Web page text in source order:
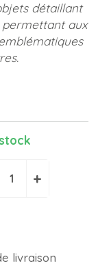
détaillant
aux
+
livraison